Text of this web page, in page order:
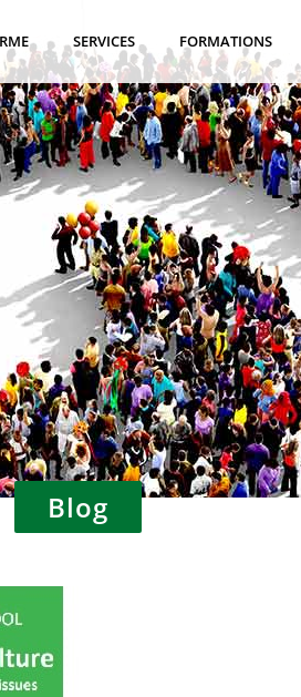
SERVICES FORMATIONS
Blog